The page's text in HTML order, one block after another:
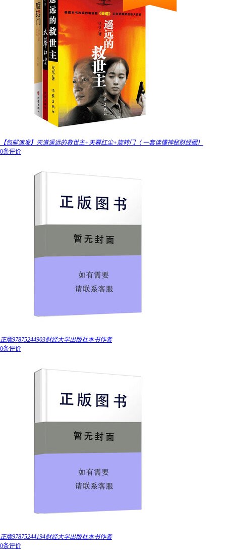
【包邮速发】天道遥远的救世主+天幕红尘+旋转门（ 一套读懂神秘财经圈）
0条评价
正版97875244903财经大学出版社本书作者
0条评价
正版97875244194财经大学出版社本书作者
0条评价